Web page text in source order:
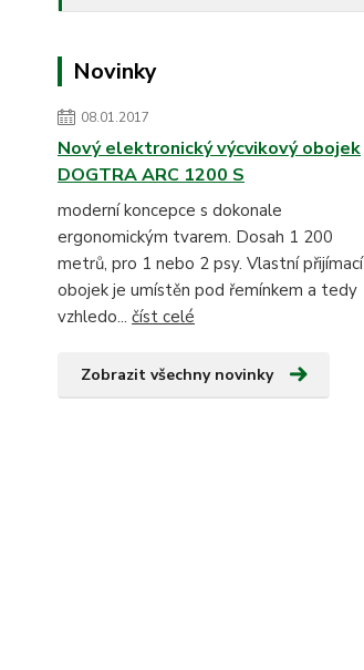
Novinky
08.01.2017
Nový elektronický výcvikový obojek
DOGTRA ARC 1200 S
moderní koncepce s dokonale
ergonomickým tvarem. Dosah 1 200
metrů, pro 1 nebo 2 psy. Vlastní přijímací
obojek je umístěn pod řemínkem a tedy
vzhledo... číst celé
Zobrazit všechny novinky